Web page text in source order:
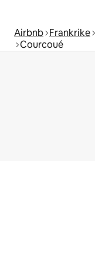
Airbnb Frankrike
Courcoué